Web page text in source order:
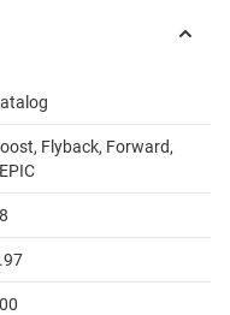
Flyback, Forward,